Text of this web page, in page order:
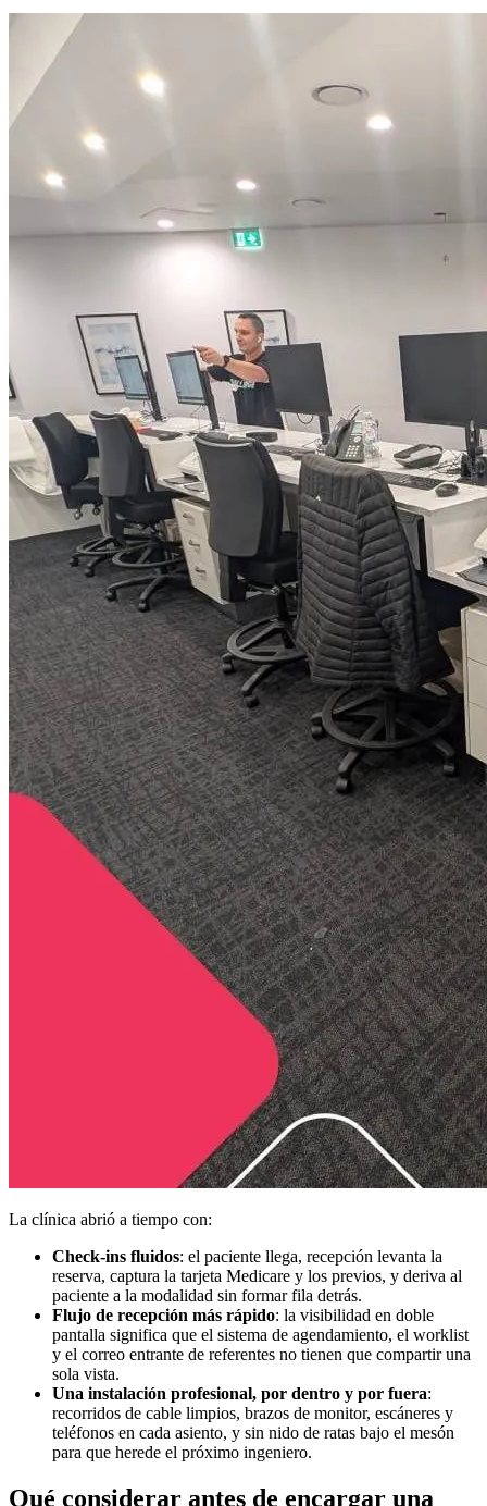
La clínica abrió a tiempo con:
Check-ins fluidos: el paciente llega, recepción levanta la
reserva, captura la tarjeta Medicare y los previos, y deriva al
paciente a la modalidad sin formar fila detrás.
Flujo de recepción más rápido: la visibilidad en doble
pantalla significa que el sistema de agendamiento, el worklist
y el correo entrante de referentes no tienen que compartir una
sola vista.
Una instalación profesional, por dentro y por fuera:
recorridos de cable limpios, brazos de monitor, escáneres y
teléfonos en cada asiento, y sin nido de ratas bajo el mesón
para que herede el próximo ingeniero.
Qué considerar antes de encargar una